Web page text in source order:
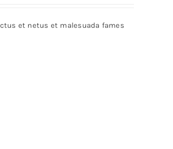
et netus et malesuada fames